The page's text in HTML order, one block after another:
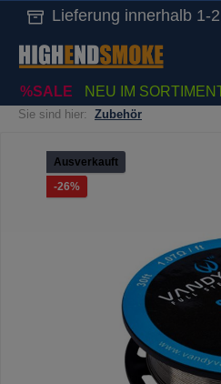
Zur Hauptnavigation
Lieferung innerhalb 1-
%SALE NEU IM
Sie sind hier: Zubehör
Bildergalerie überspringen
Ausverkauft
-26%Rabatt